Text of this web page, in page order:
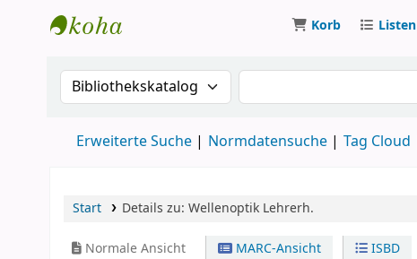
Korb Listen
Suche im Katalog nach:Suche im Katalog
Erweiterte Suche Normdatensuche Tag Cloud
Start Details zu: Wellenoptik Lehrerh.
Normale Ansicht MARC-Ansicht ISBD